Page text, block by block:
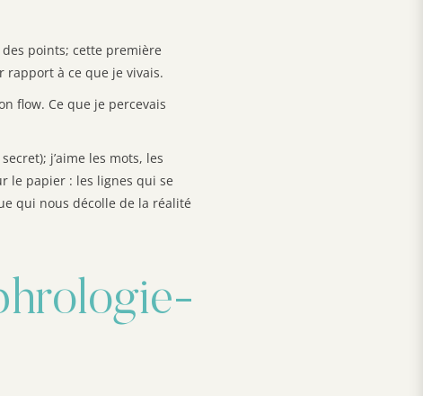
points; cette première
rapport à ce que je vivais.
flow. Ce que je percevais
j’aime les mots, les
le papier : les lignes qui se
qui nous décolle de la réalité